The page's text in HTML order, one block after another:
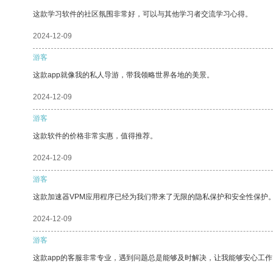
这款学习软件的社区氛围非常好，可以与其他学习者交流学习心得。
2024-12-09
游客
这款app就像我的私人导游，带我领略世界各地的美景。
2024-12-09
游客
这款软件的价格非常实惠，值得推荐。
2024-12-09
游客
这款加速器VPM应用程序已经为我们带来了无限的隐私保护和安全性保护
2024-12-09
游客
这款app的客服非常专业，遇到问题总是能够及时解决，让我能够安心工